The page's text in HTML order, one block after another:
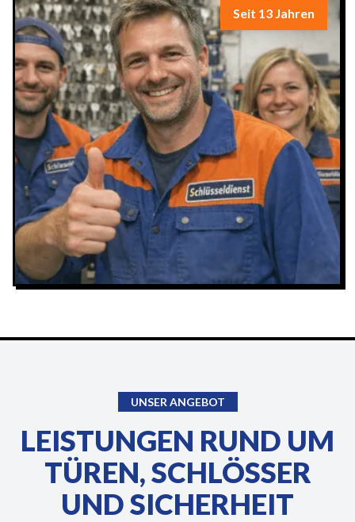
Seit 13 Jahren
UNSER ANGEBOT
LEISTUNGEN RUND UM
TÜREN, SCHLÖSSER
UND SICHERHEIT